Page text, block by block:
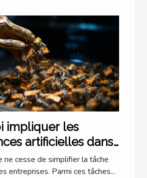
impliquer les
artificielles dans
?
ne cesse de simplifier la tâche
entreprises. Parmi ces tâches...